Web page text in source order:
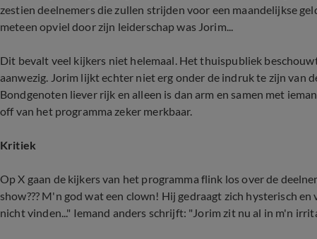
zestien deelnemers die zullen strijden voor een maandelijkse
meteen opviel door zijn leiderschap was Jorim...
Dit bevalt veel kijkers niet helemaal. Het thuispubliek
aanwezig. Jorim lijkt echter niet erg onder de indruk te zijn van
Bondgenoten liever rijk en alleen is dan arm en samen met
off van het programma zeker merkbaar.
Kritiek
Op X gaan de kijkers van het programma flink los over de
show??? M'n god wat een clown! Hij gedraagt zich hysterisch
nicht vinden..." Iemand anders schrijft: "Jorim zit nu al in m'n